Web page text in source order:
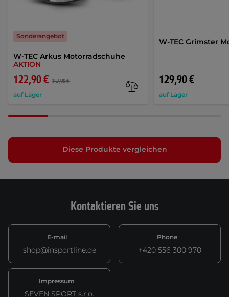
W-TEC Arkus Motorradschuhe
AKTION
122,90 € 152,90 €
auf Lager
Sonderangebot
W-TEC Grimster
129,90 €
auf Lager
Diese Produkte vergleichen
Kontaktieren Sie uns
E-mail
shop@insportline.de
Phone
+420 556 300 970
Impressum
SEVEN SPORT s.r.o.